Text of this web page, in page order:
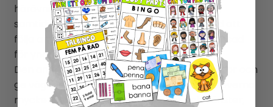
hörövning, som högläsning för hela klassen,
samtidigt som man arbetar individuellt med att
följa anvisningarna. Denna aktivitet är anpassad
för yngre elever (åk 1-2).
Den andra aktiviteten går ut på att läsa kartor och
ge vägbeskrivningar. I denna aktivitet får eleverna
mycket övning i att använda höger och vänster,